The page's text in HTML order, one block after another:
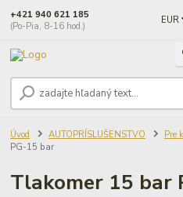
EUR
+421 940 621 185
(Po-Pia, 8-16 hod.)
Úvod AUTOPRÍSLUŠENSTVO Pre
PG-15 bar
Tlakomer 15 bar